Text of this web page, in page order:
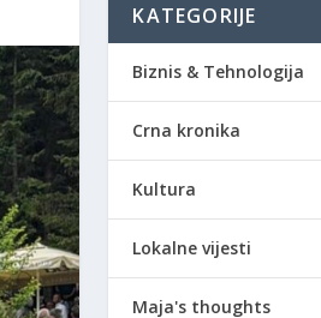
KATEGORIJE
Biznis & Tehnologija
Crna kronika
Kultura
Lokalne vijesti
Maja's thoughts